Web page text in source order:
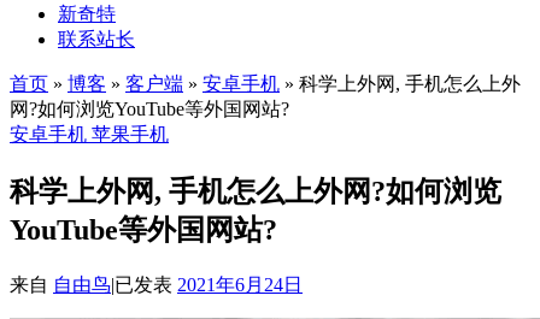
新奇特
联系站长
首页 » 博客 » 客户端 » 安卓手机 » 科学上外网, 手机怎么上外
网?如何浏览YouTube等外国网站?
安卓手机 苹果手机
科学上外网, 手机怎么上外网?如何浏览
YouTube等外国网站?
来自 自由鸟|已发表 2021年6月24日